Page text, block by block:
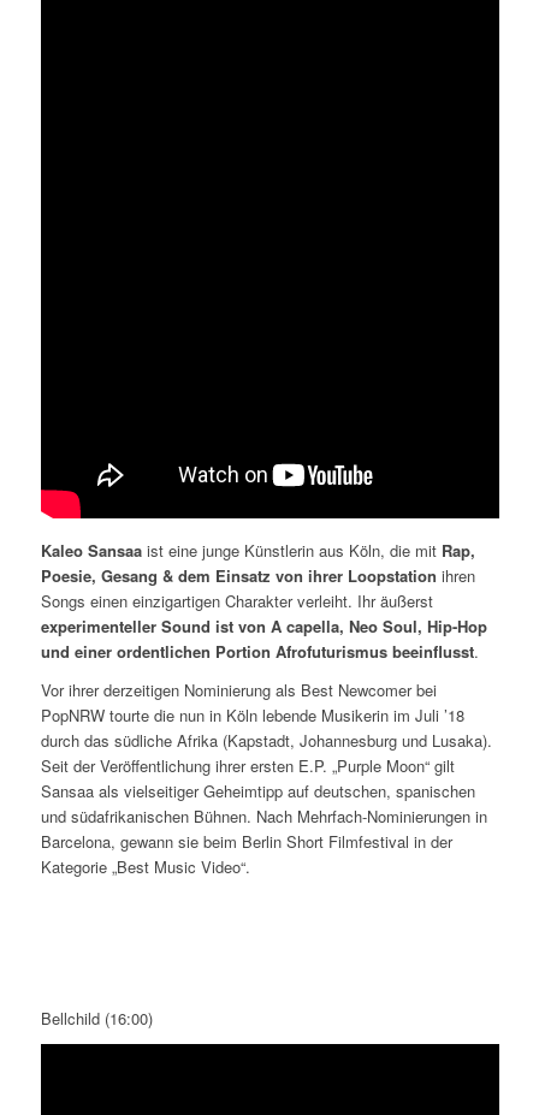
Kaleo Sansaaist eine junge Künstlerin aus Köln, die mit Rap,
Poesie, Gesang & dem Einsatz von ihrer Loopstation ihren
Songs einen einzigartigen Charakter verleiht. Ihr äußerst
experimenteller Sound ist von A capella, Neo Soul, Hip-Hop
und einer ordentlichen Portion Afrofuturismus beeinflusst.
Vor ihrer derzeitigen Nominierung als Best Newcomer bei
PopNRW tourte die nun in Köln lebende Musikerin im Juli ’18
durch das südliche Afrika (Kapstadt, Johannesburg und Lusaka).
Seit der Veröffentlichung ihrer ersten E.P. „Purple Moon“ gilt
Sansaa als vielseitiger Geheimtipp auf deutschen, spanischen
und südafrikanischen Bühnen. Nach Mehrfach-Nominierungen in
Barcelona, gewann sie beim Berlin Short Filmfestival in der
Kategorie „Best Music Video“.
Bellchild (16:00)